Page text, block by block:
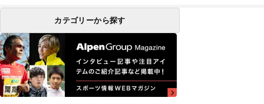
カテゴリーから探す